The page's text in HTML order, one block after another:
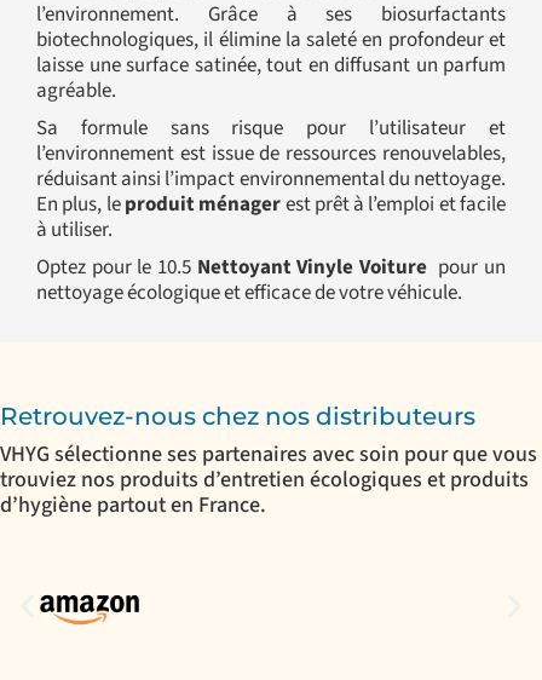
l’environnement. Grâce à ses biosurfactants
biotechnologiques, il élimine la saleté en profondeur et
laisse une surface satinée, tout en diffusant un parfum
agréable.
Sa formule sans risque pour l’utilisateur et
l’environnement est issue de ressources renouvelables,
réduisant ainsi l’impact environnemental du nettoyage.
En plus, leproduit ménagerest prêt à l’emploi et facile
à utiliser.
Optez pour le 10.5 Nettoyant Vinyle Voiture pour un
nettoyage écologique et efficace de votre véhicule.
Retrouvez-nous chez nos distributeurs
VHYG sélectionne ses partenaires avec soin pour que vous
trouviez nos produits d’entretien écologiques et produits
d’hygiène partout en France.